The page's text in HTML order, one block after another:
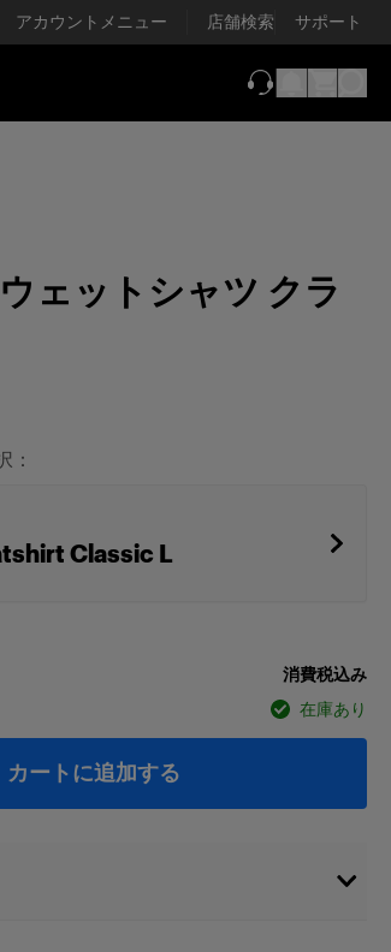
アカウントメニュー 店舗検索 サポート
ェットシャツ クラ
：
Classic L
消費税込み
在庫あり
カートに追加する